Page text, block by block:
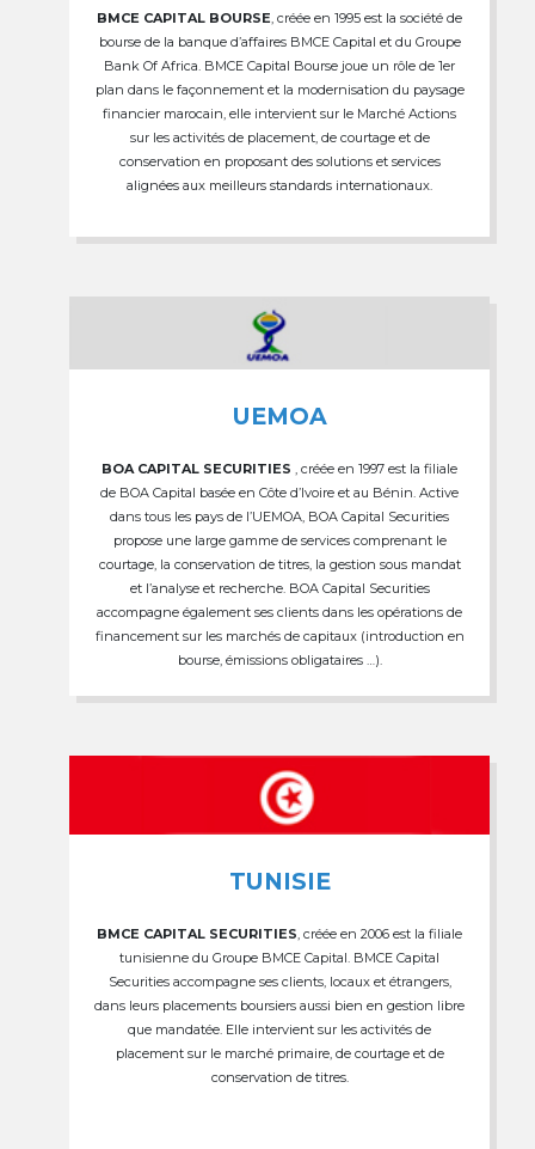
BMCE CAPITAL BOURSE , créée en 1995 est la société de
bourse de la banque d’affaires BMCE Capital et du Groupe
Bank Of Africa. BMCE Capital Bourse joue un rôle de 1er
plan dans le façonnement et la modernisation du paysage
financier marocain, elle intervient sur le Marché Actions
sur les activités de placement, de courtage et de
conservation en proposant des solutions et services
alignées aux meilleurs standards internationaux.
UEMOA
BOA CAPITAL SECURITIES , créée en 1997 est la filiale
de BOA Capital basée en Côte d’Ivoire et au Bénin. Active
dans tous les pays de l’UEMOA, BOA Capital Securities
propose une large gamme de services comprenant le
courtage, la conservation de titres, la gestion sous mandat
et l’analyse et recherche. BOA Capital Securities
accompagne également ses clients dans les opérations de
financement sur les marchés de capitaux (introduction en
bourse, émissions obligataires …).
TUNISIE
BMCE CAPITAL SECURITIES , créée en 2006 est la filiale
tunisienne du Groupe BMCE Capital. BMCE Capital
Securities accompagne ses clients, locaux et étrangers,
dans leurs placements boursiers aussi bien en gestion libre
que mandatée. Elle intervient sur les activités de
placement sur le marché primaire, de courtage et de
conservation de titres.